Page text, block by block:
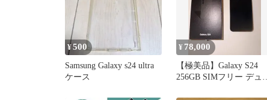
¥500
Samsung Galaxy s24 ultra
ケース
¥ 78,000
【極美品】Galaxy S24
256GB SIMフリー デュア